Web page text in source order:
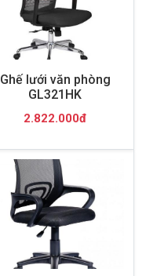
Ghế lưới văn phòng
GL321HK
2.822.000đ